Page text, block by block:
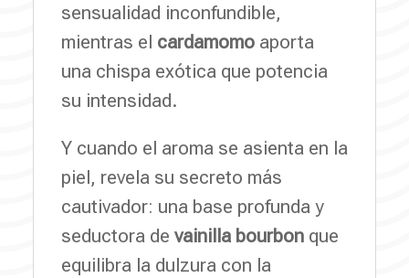
sensualidad inconfundible,
mientras el cardamomoaporta
una chispa exótica que potencia
su intensidad.
Y cuando el aroma se asienta en la
piel, revela su secreto más
cautivador: una base profunda y
seductora de vainilla bourbonque
equilibra la dulzura con la